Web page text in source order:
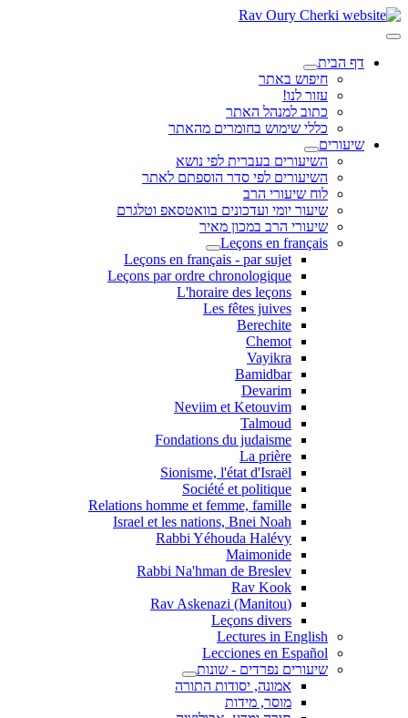
דף הבית
חיפוש באתר
עזור לנו!
כתוב למנהל האתר
כללי שימוש בחומרים מהאתר
שיעורים
השיעורים בעברית לפי נושא
השיעורים לפי סדר הוספתם לאתר
לוח שיעורי הרב
שיעור יומי ועדכונים בוואטסאפ וטלגרם
שיעורי הרב במכון מאיר
Leçons en français
Leçons en français - par sujet
Leçons par ordre chronologique
L'horaire des leçons
Les fêtes juives
Berechite
Chemot
Vayikra
Bamidbar
Devarim
Neviim et Ketouvim
Talmoud
Fondations du judaisme
La prière
Sionisme, l'état d'Israël
Société et politique
Relations homme et femme, famille
Israel et les nations, Bnei Noah
Rabbi Yéhouda Halévy
Maimonide
Rabbi Na'hman de Breslev
Rav Kook
(Rav Askenazi (Manitou
Leçons divers
Lectures in English
Lecciones en Español
שיעורים נפרדים - שונות
אמונה, יסודות התורה
מוסר, מידות